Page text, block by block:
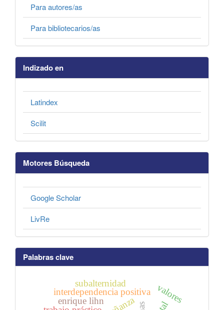
Para autores/as
Para bibliotecarios/as
Indizado en
Latindex
Scilit
Motores Búsqueda
Google Scholar
LivRe
Palabras clave
interdependencia positiva
enrique lihn
subalternidad valores